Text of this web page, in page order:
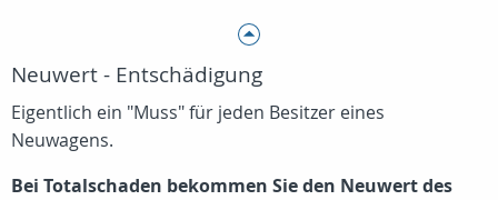
Neuwert - Entschädigung
Eigentlich ein "Muss" für jeden Besitzer eines
Neuwagens.
Bei Totalschaden bekommen Sie den Neuwert des